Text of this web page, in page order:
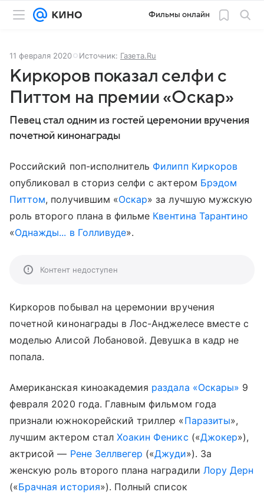
Фильмы онлайн
11 февраля 2020 Источник: Газета.Ru
Киркоров показал селфи с
Питтом на премии «Оскар»
Певец стал одним из гостей церемонии вручения
почетной кинонаграды
Российский поп-исполнитель Филипп Киркоров
опубликовал в сториз селфи с актером Брэдом
Питтом, получившим «Оскар» за лучшую мужскую
роль второго плана в фильме Квентина Тарантино
«Однажды... в Голливуде».
Контент недоступен
Киркоров побывал на церемонии вручения
почетной кинонаграды в Лос-Анджелесе вместе с
моделью Алисой Лобановой. Девушка в кадр не
попала.
Американская киноакадемия раздала «Оскары» 9
февраля 2020 года. Главным фильмом года
признали южнокорейский триллер «Паразиты»,
лучшим актером стал Хоакин Феникс («Джокер»),
актрисой — Рене Зеллвегер («Джуди»). За
женскую роль второго плана наградили Лору Дерн
(«Брачная история»). Полный список